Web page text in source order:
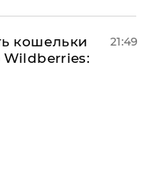
кошельки
Wildberries:
21:49